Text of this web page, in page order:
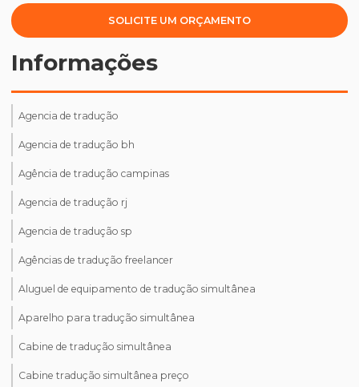
SOLICITE UM ORÇAMENTO
Informações
Agencia de tradução
Agencia de tradução bh
Agência de tradução campinas
Agencia de tradução rj
Agencia de tradução sp
Agências de tradução freelancer
Aluguel de equipamento de tradução simultânea
Aparelho para tradução simultânea
Cabine de tradução simultânea
Cabine tradução simultânea preço